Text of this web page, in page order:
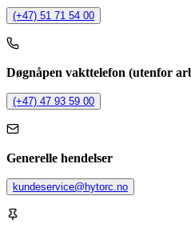
(+47) 51 71 54 00
Døgnåpen vakttelefon (utenfor
(+47) 47 93 59 00
Generelle hendelser
kundeservice@hytorc.no